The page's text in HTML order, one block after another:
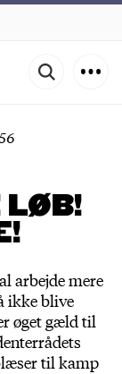
LØB!
arbejde mere
ikke blive
øget gæld til
til kamp